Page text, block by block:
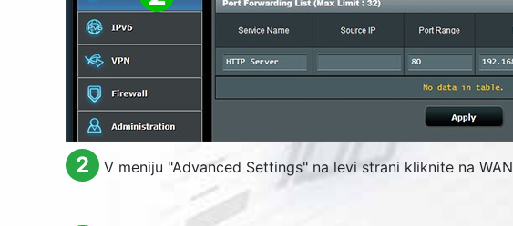
2 V meniju "Advanced Settings" na levi strani kliknite na WAN